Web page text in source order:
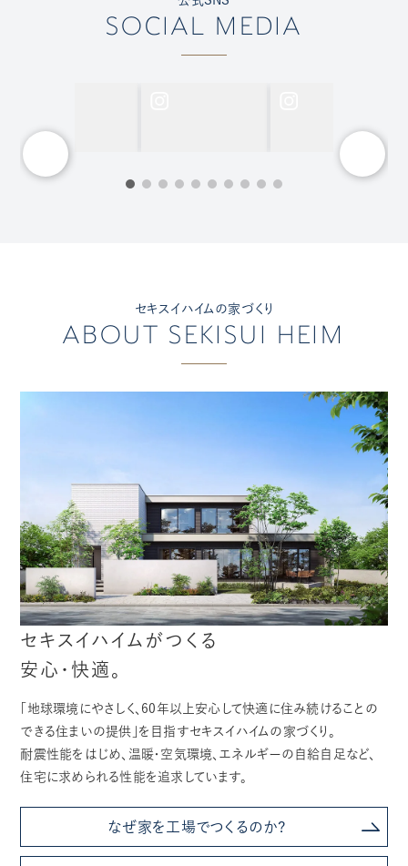
SOCIAL MEDIA
セキスイハイムの家づくり
ABOUT SEKISUI HEIM
セキスイハイムがつくる
安心・快適。
「地球環境にやさしく、60年以上安心して快適に住み続けることの
できる住まいの提供」を目指すセキスイハイムの家づくり。
耐震性能をはじめ、温暖・空気環境、エネルギーの自給自足など、
住宅に求められる性能を追求しています。
なぜ家を工場でつくるのか?